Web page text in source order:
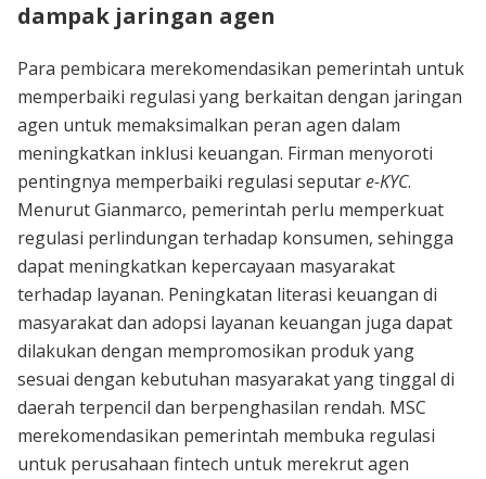
dampak jaringan agen
Para pembicara merekomendasikan pemerintah untuk
memperbaiki regulasi yang berkaitan dengan jaringan
agen untuk memaksimalkan peran agen dalam
meningkatkan inklusi keuangan. Firman menyoroti
pentingnya memperbaiki regulasi seputare-KYC.
Menurut Gianmarco, pemerintah perlu memperkuat
regulasi perlindungan terhadap konsumen, sehingga
dapat meningkatkan kepercayaan masyarakat
terhadap layanan. Peningkatan literasi keuangan di
masyarakat dan adopsi layanan keuangan juga dapat
dilakukan dengan mempromosikan produk yang
sesuai dengan kebutuhan masyarakat yang tinggal di
daerah terpencil dan berpenghasilan rendah. MSC
merekomendasikan pemerintah membuka regulasi
untuk perusahaan fintech untuk merekrut agen